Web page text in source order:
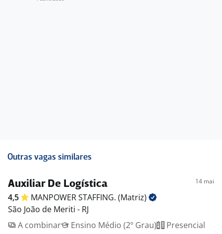
Outras vagas similares
Auxiliar De Logística 14 mai
4,5 MANPOWER STAFFING. (Matriz)
São João de Meriti - RJ
A combinar
Ensino Médio (2º Grau) Presencial